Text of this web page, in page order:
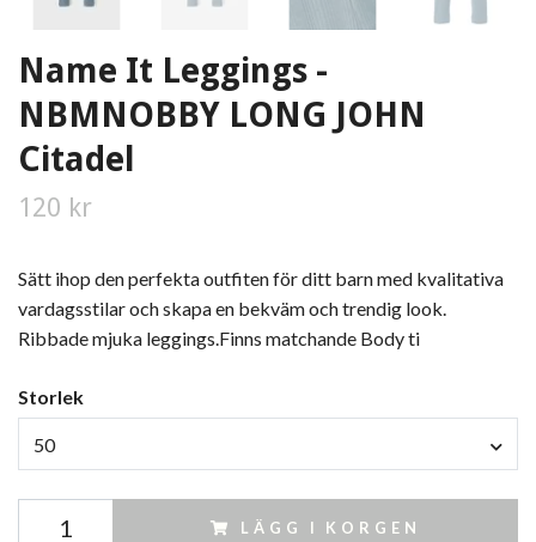
Name It Leggings -
NBMNOBBY LONG JOHN
Citadel
120 kr
Sätt ihop den perfekta outfiten för ditt barn med kvalitativa
vardagsstilar och skapa en bekväm och trendig look.
Ribbade mjuka leggings.Finns matchande Body ti
Storlek
50
LÄGG I KORGEN